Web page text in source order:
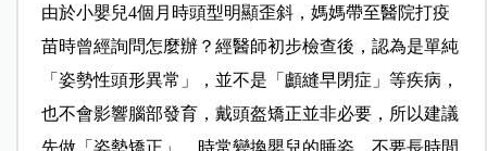
由於小嬰兒4個月時頭型明顯歪斜，媽媽帶至醫院打疫
苗時曾經詢問怎麼辦？經醫師初步檢查後，認為是單純
「姿勢性頭形異常」，並不是「顱縫早閉症」等疾病，
也不會影響腦部發育，戴頭盔矯正並非必要，所以建議